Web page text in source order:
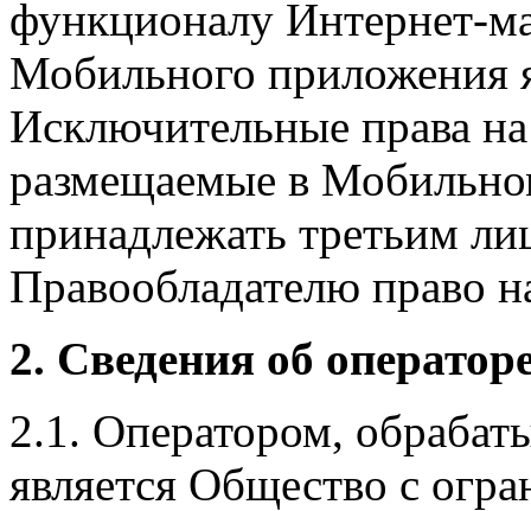
функционалу Интернет-
Мобильного приложения
Исключительные права
размещаемые в
принадлежать третьим
Правообладателю право
2. Сведения об
2.1. Оператором,
является Общество с